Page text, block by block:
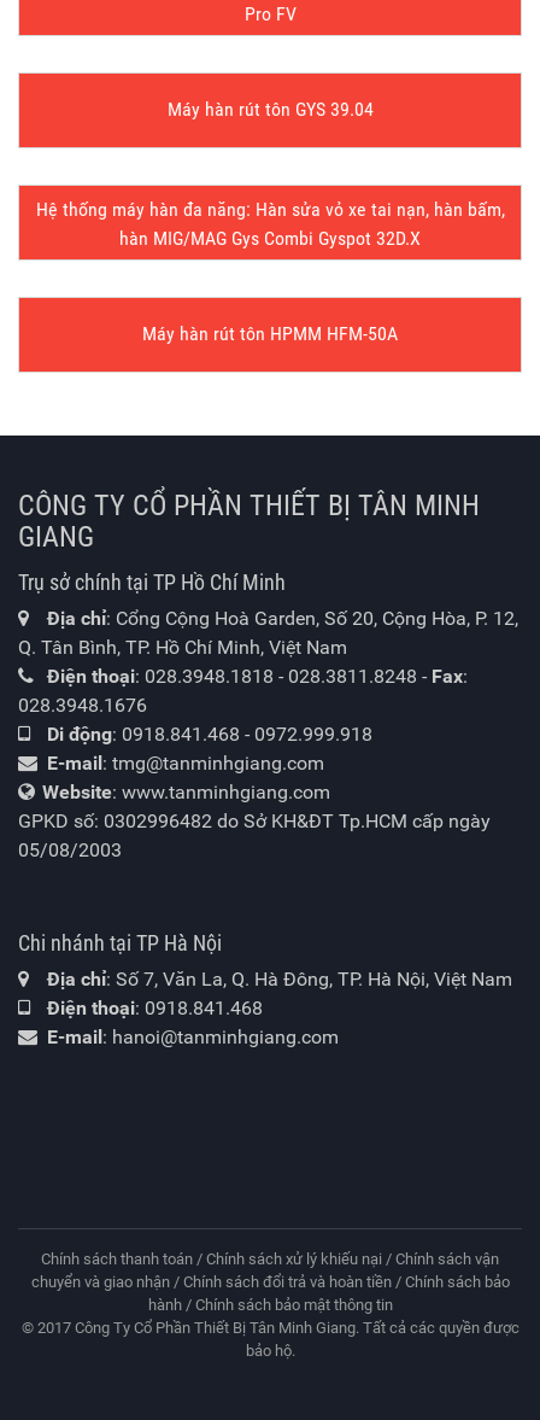
Pro FV
Máy hàn rút tôn GYS 39.04
Hệ thống máy hàn đa năng: Hàn sửa vỏ xe tai nạn, hàn bấm,
hàn MIG/MAG Gys Combi Gyspot 32D.X
Máy hàn rút tôn HPMM HFM-50A
CÔNG TY CỔ PHẦN THIẾT BỊ TÂN MINH
GIANG
Trụ sở chính tại TP Hồ Chí Minh
Địa chỉ: Cổng Cộng Hoà Garden, Số 20, Cộng Hòa, P. 12,
Q. Tân Bình, TP. Hồ Chí Minh, Việt Nam
Điện thoại: 028.3948.1818 - 028.3811.8248 - Fax:
028.3948.1676
Di động: 0918.841.468 - 0972.999.918
E-mail: tmg@tanminhgiang.com
Website: www.tanminhgiang.com
GPKD số: 0302996482 do Sở KH&ĐT Tp.HCM cấp ngày
05/08/2003
Chi nhánh tại TP Hà Nội
Địa chỉ: Số 7, Văn La, Q. Hà Đông, TP. Hà Nội, Việt Nam
Điện thoại: 0918.841.468
E-mail: hanoi@tanminhgiang.com
Chính sách thanh toán / Chính sách xử lý khiếu nại / Chính sách vận
chuyển và giao nhận/ Chính sách đổi trả và hoàn tiền/ Chính sách bảo
hành/ Chính sách bảo mật thông tin
© 2017 Công Ty Cổ Phần Thiết Bị Tân Minh Giang. Tất cả các quyền được
bảo hộ.